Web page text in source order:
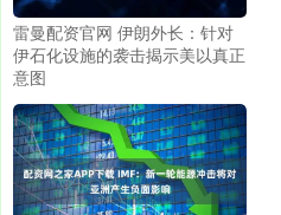
雷曼配资官网 伊朗外长：针对
伊石化设施的袭击揭示美以真正
意图